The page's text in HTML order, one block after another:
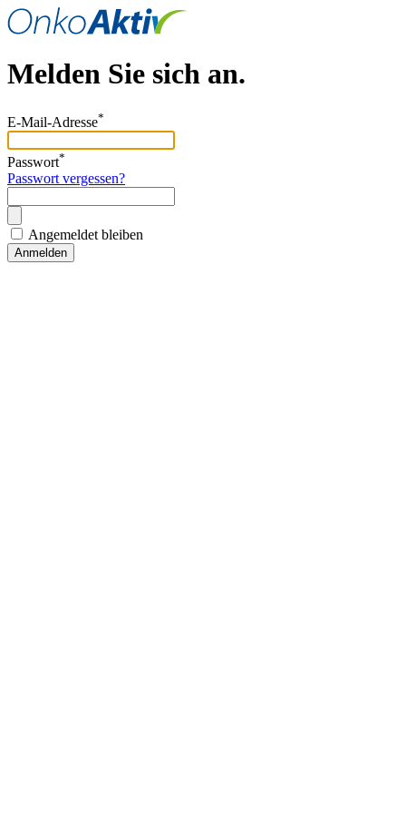
Melden Sie sich an.
E-Mail-Adresse*
Passwort*
Passwort vergessen?
Angemeldet bleiben
Anmelden